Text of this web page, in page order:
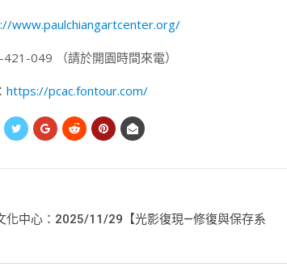
www.paulchiangartcenter.org/
049 （請於開園時間來電）
https://pcac.fontour.com/
化中心：2025/11/29【光影復現—修復與保存系